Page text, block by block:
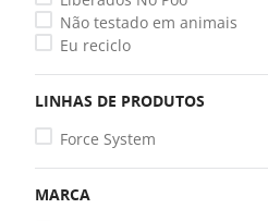
Não testado em animais
Eu reciclo
LINHAS DE PRODUTOS
Force System
MARCA